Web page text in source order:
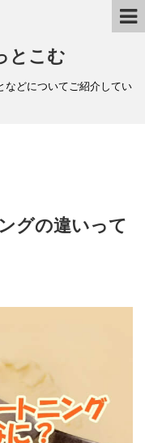
とこむ
などについてご紹介してい
グの違いって